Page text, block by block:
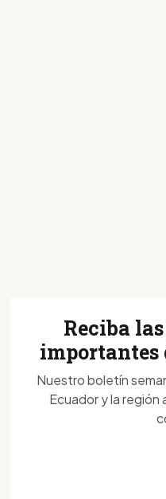
Reciba
importantes
Nuestro boletín
Ecuador y la región